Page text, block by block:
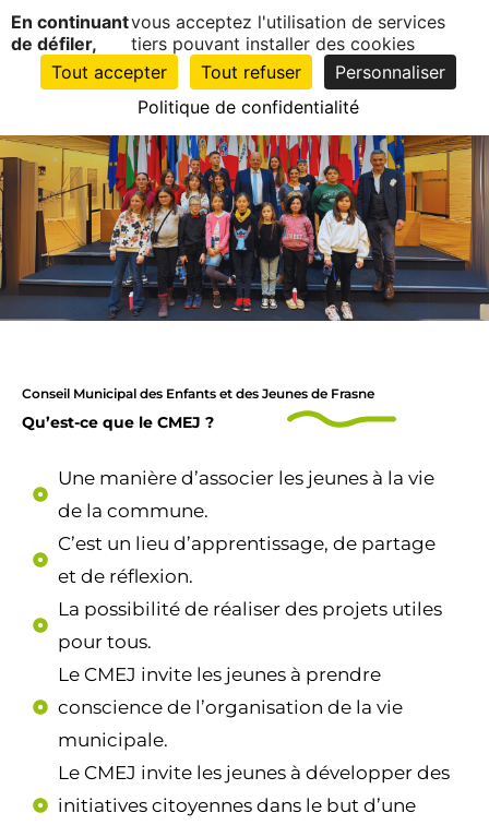
1EN
CLIC
Le conseil des jeunes
Conseil Municipal des Enfants et des Jeunes de Frasne
Qu’est-ce que le CMEJ ?
Une manière d’associer les jeunes à la vie
de la commune.
C’est un lieu d’apprentissage, de partage
et de réflexion.
La possibilité de réaliser des projets utiles
pour tous.
Le CMEJ invite les jeunes à prendre
conscience de l’organisation de la vie
municipale.
Le CMEJ invite les jeunes à développer des
initiatives citoyennes dans le but d’une
Panneau de gestion des cookies
En continuant
de défiler,
vous acceptez l'utilisation de services
tiers pouvant installer des cookies
Tout accepter
Tout refuser
Personnaliser
Politique de confidentialité